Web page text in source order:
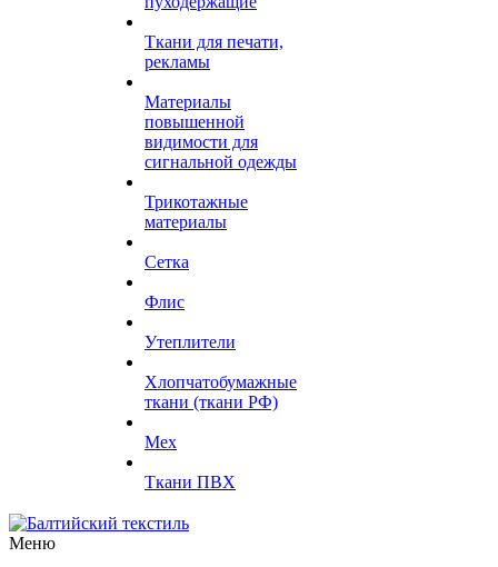
Ткани для печати,
рекламы
Материалы
повышенной
видимости для
сигнальной одежды
Трикотажные
материалы
Сетка
Флис
Утеплители
Хлопчатобумажные
ткани (ткани РФ)
Мех
Ткани ПВХ
Меню